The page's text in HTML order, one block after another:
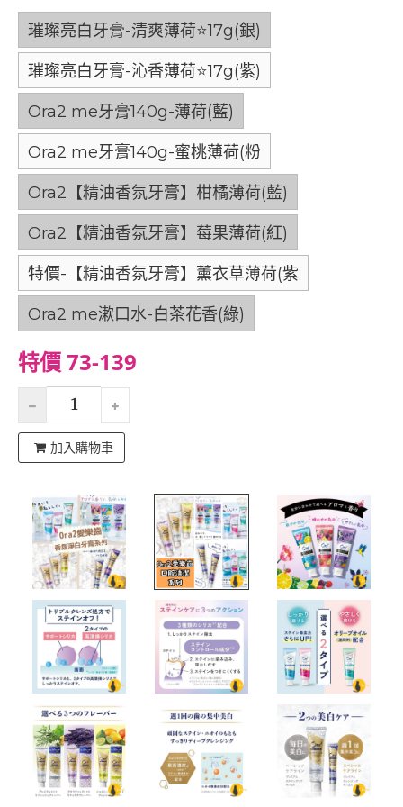
璀璨亮白牙膏-清爽薄荷⭐️17g(銀)
璀璨亮白牙膏-沁香薄荷⭐️17g(紫)
Ora2 me牙膏140g-薄荷(藍)
Ora2 me牙膏140g-蜜桃薄荷(粉
Ora2【精油香氛牙膏】柑橘薄荷(藍)
Ora2【精油香氛牙膏】莓果薄荷(紅)
特價-【精油香氛牙膏】薰衣草薄荷(紫
Ora2 me漱口水-白茶花香(綠)
特價 73-139
加入購物車